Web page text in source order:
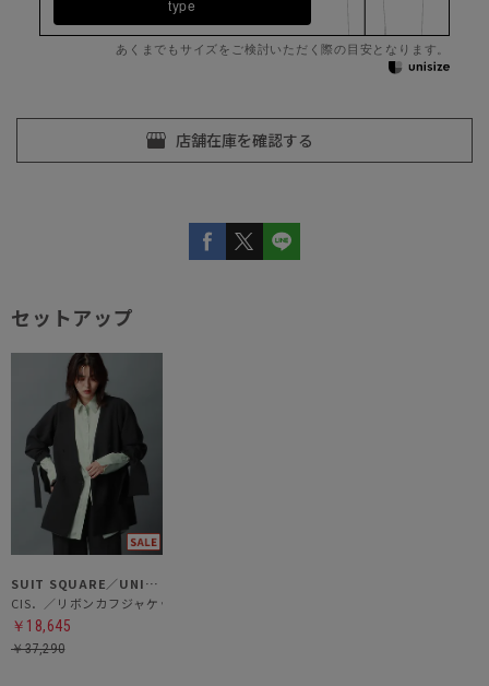
type
あくまでもサイズをご検討いただく際の目安となります。
セットアップ
SUIT SQUARE／UNIVERSAL LANGUAGE／WHITE
CIS．／リボンカフジャケット
￥18,645
￥37,290